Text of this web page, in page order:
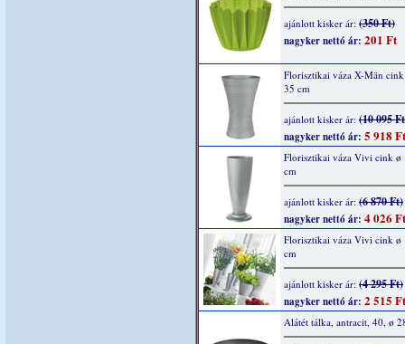
ajánlott kisker ár: (350 Ft)
nagyker nettó ár: 201 Ft
Florisztikai váza X-Män
35 cm
ajánlott kisker ár: (10 095
nagyker nettó ár: 5 918 Ft
Florisztikai váza Vivi cink ø
cm
ajánlott kisker ár: (6 870 Ft)
nagyker nettó ár: 4 026 Ft
Florisztikai váza Vivi cink ø
cm
ajánlott kisker ár: (4 295 Ft)
nagyker nettó ár: 2 515 Ft
Alátét tálka, antracit, 40, ø